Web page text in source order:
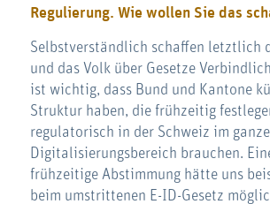
Regulierung. Wie wollen Sie das
Selbstverständlich schaffen letztlich
und das Volk über Gesetze
ist wichtig, dass Bund und Kantone
Struktur haben, die frühzeitig
regulatorisch in der Schweiz im
Digitalisierungsbereich brauchen.
frühzeitige Abstimmung hätte uns
beim umstrittenen E-ID-Gesetz